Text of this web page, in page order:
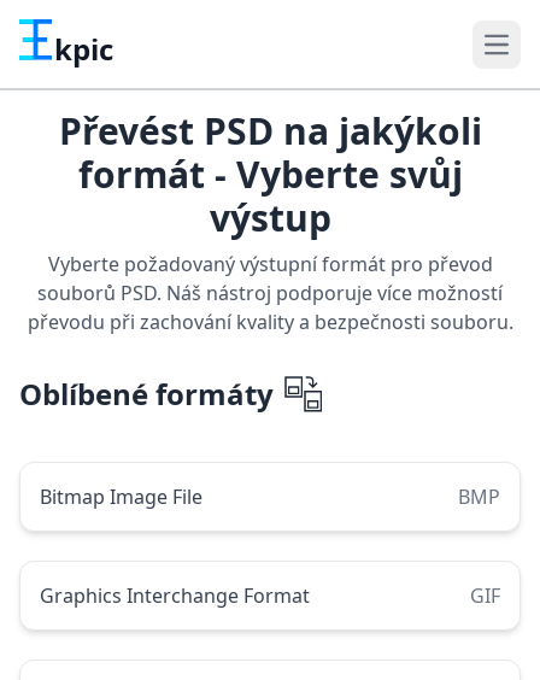
kpic
Převést PSD na jakýkoli
formát - Vyberte svůj
výstup
Vyberte požadovaný výstupní formát pro převod
souborů PSD. Náš nástroj podporuje více možností
převodu při zachování kvality a bezpečnosti souboru.
Oblíbené formáty
Bitmap Image File BMP
Graphics Interchange Format GIF